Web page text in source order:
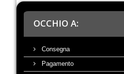
OCCHIO A:
Consegna
Pagamento